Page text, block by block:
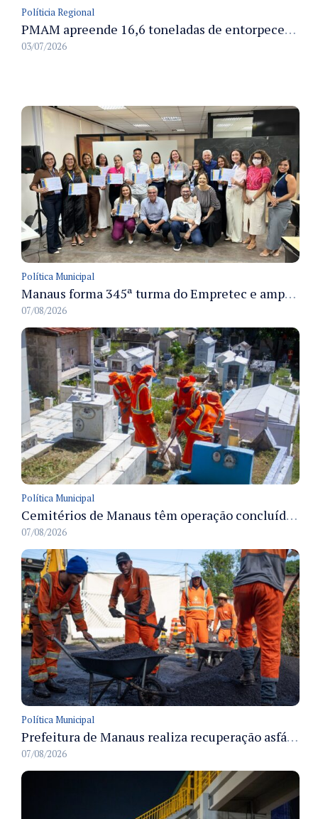
Políticia Regional
PMAM apreende 16,6 toneladas de entorpecentes e registra aumento nas prisões em flagrante e nas capturas de foragidos no primeiro semestre de 2026
03/07/2026
Política Municipal
Manaus forma 345ª turma do Empretec e amplia qualificação de empreendedores na cidade
07/08/2026
Política Municipal
Cemitérios de Manaus têm operação concluída e estrutura pronta para receber famílias no Dia dos Pais
07/08/2026
Política Municipal
Prefeitura de Manaus realiza recuperação asfáltica na rua Canário do Campo e amplia mobilidade na zona Norte
07/08/2026